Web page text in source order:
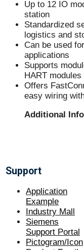
Up to 12 IO
station
Standardized
logistics and
Can be used
applications
Supports
HART
Offers
easy wiring
Additional
Support
Application
Example
Industry Mall
Siemens
Support Portal
Pictogram/Icon